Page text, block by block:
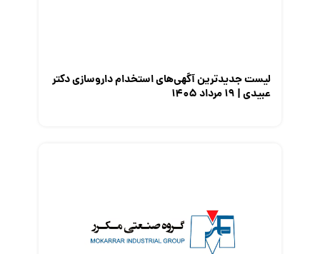
لیست جدیدترین آگهی‌های استخدام داروسازی دکتر
عبیدی | ۱۹ مرداد ۱۴۰۵